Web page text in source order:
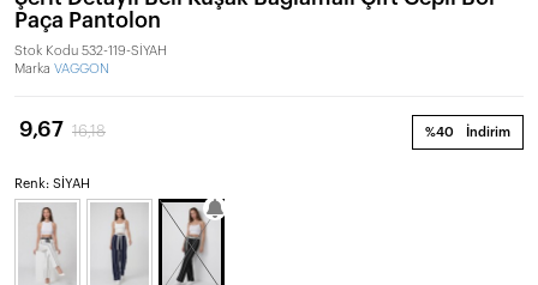
Paça Pantolon
Stok Kodu 532-119-SİYAH
Marka VAGGON
%40 İndirim
9,67 16,18
Renk: SİYAH